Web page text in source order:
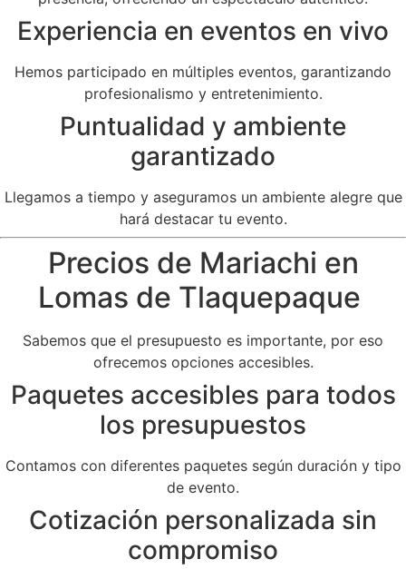
Experiencia en eventos en vivo
Hemos participado en múltiples eventos, garantizando
profesionalismo y entretenimiento.
Puntualidad y ambiente
garantizado
Llegamos a tiempo y aseguramos un ambiente alegre que
hará destacar tu evento.
Precios de Mariachi en
Lomas de Tlaquepaque
Sabemos que el presupuesto es importante, por eso
ofrecemos opciones accesibles.
Paquetes accesibles para todos
los presupuestos
Contamos con diferentes paquetes según duración y tipo
de evento.
Cotización personalizada sin
compromiso